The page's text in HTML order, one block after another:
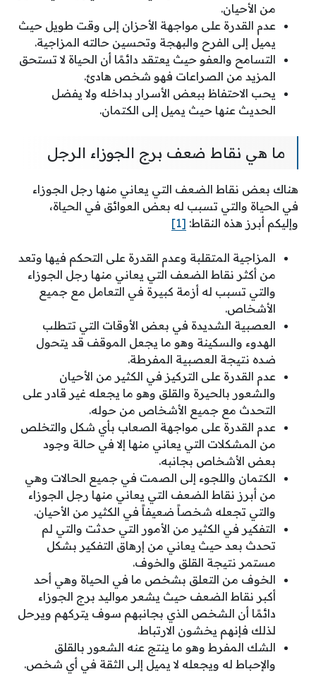
من الأحيان.
عدم القدرة على مواجهة الأحزان إلى وقت طويل حيث
يميل إلى الفرح والبهجة وتحسين حالته المزاجية.
التسامح والعفو حيث يعتقد دائمًا أن الحياة لا تستحق
المزيد من الصراعات فهو شخص هادئ.
يحب الاحتفاظ ببعض الأسرار بداخله ولا يفضل
الحديث عنها حيث يميل إلى الكتمان.
ما هي نقاط ضعف برج الجوزاء الرجل
هناك بعض نقاط الضعف التي يعاني منها رجل الجوزاء
في الحياة والتي تسبب له بعض العوائق في الحياة،
وإليكم أبرز هذه النقاط: [1]
المزاجية المتقلبة وعدم القدرة على التحكم فيها وتعد
من أكثر نقاط الضعف التي يعاني منها رجل الجوزاء
والتي تسبب له أزمة كبيرة في التعامل مع جميع
الأشخاص.
العصبية الشديدة في بعض الأوقات التي تتطلب
الهدوء والسكينة وهو ما يجعل الموقف قد يتحول
ضده نتيجة العصبية المفرطة.
عدم القدرة على التركيز في الكثير من الأحيان
والشعور بالحيرة والقلق وهو ما يجعله غير قادر على
التحدث مع جميع الأشخاص من حوله.
عدم القدرة على مواجهة الصعاب بأي شكل والتخلص
من المشكلات التي يعاني منها إلا في حالة وجود
بعض الأشخاص بجانبه.
الكتمان واللجوء إلى الصمت في جميع الحالات وهي
من أبرز نقاط الضعف التي يعاني منها رجل الجوزاء
والتي تجعله شخصاً ضعيفاً في الكثير من الأحيان.
التفكير في الكثير من الأمور التي حدثت والتي لم
تحدث بعد حيث يعاني من إرهاق التفكير بشكل
مستمر نتيجة القلق والخوف.
الخوف من التعلق بشخص ما في الحياة وهي أحد
أكبر نقاط الضعف حيث يشعر مواليد برج الجوزاء
دائمًا أن الشخص الذي بجانبهم سوف يتركهم ويرحل
لذلك فإنهم يخشون الارتباط.
الشك المفرط وهو ما ينتج عنه الشعور بالقلق
والإحباط له ويجعله لا يميل إلى الثقة في أي شخص.